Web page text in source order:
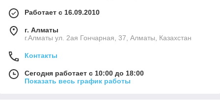
Работает с 16.09.2010
г. Алматы
г.Алматы ул. 2ая Гончарная, 37, Алматы, Казахстан
Контакты
Сегодня работает с 10:00 до 18:00
Показать весь график работы